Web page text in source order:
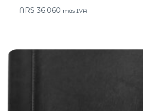
ARS 36.060 más IVA